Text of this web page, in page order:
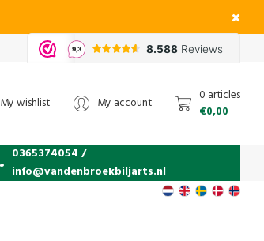
My wishlist My account
0 articles
€0,00
0365374054 /
info@vandenbroekbiljarts.nl